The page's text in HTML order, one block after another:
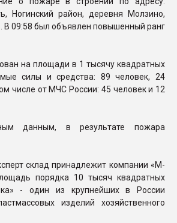
Ногинский район, деревня Молзино,
В 09:58 был объявлен повышенный ранг
на площади в 1 тысячу квадратных
силы и средства: 89 человек, 24
числе от МЧС России: 45 человек и 12
данным, в результате пожара
склад принадлежит компании «М-
порядка 10 тысяч квадратных
- один из крупнейших в России
изделий хозяйственного